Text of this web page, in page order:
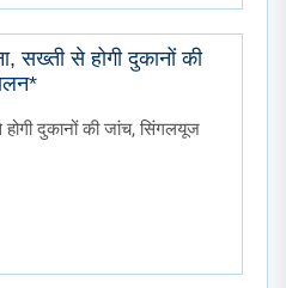
सख्ती से होगी दुकानों की
होगी दुकानों की जांच, सिंगलयूज